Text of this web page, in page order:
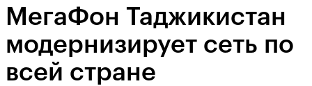
МегаФон Таджикистан
модернизирует сеть по
всей стране